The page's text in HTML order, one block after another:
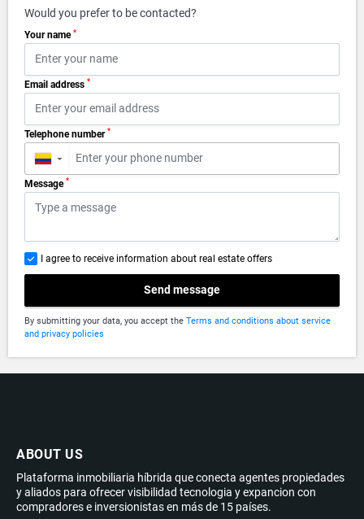
Would you prefer to be contacted?
Your name *
Email address *
Telephone number *
▼
Message *
I agree to receive information about real estate offers
Send message
By submitting your data, you accept the Terms and conditions about service
and privacy policies
ABOUT US
Plataforma inmobiliaria híbrida que conecta agentes propiedades
y aliados para ofrecer visibilidad tecnologia y expancion con
compradores e inversionistas en más de 15 países.